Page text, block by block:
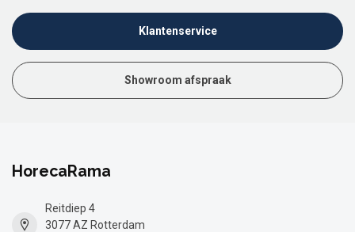
Klantenservice
Showroom afspraak
HorecaRama
Reitdiep 4
3077 AZ Rotterdam